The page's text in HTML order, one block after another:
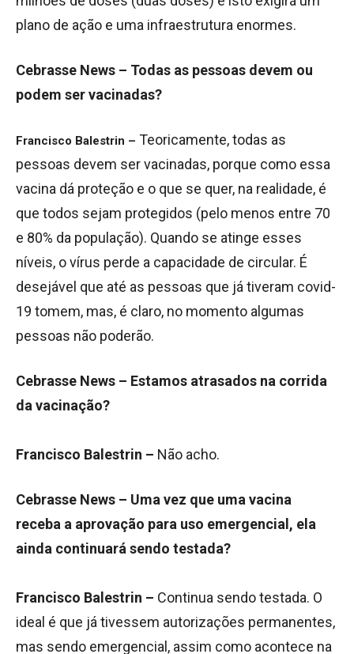
plano de ação e uma infraestrutura enormes.
Cebrasse News – Todas as pessoas devem ou
podem ser vacinadas?
Francisco Balestrin – Teoricamente, todas as
pessoas devem ser vacinadas, porque como essa
vacina dá proteção e o que se quer, na realidade, é
que todos sejam protegidos (pelo menos entre 70
e 80% da população). Quando se atinge esses
níveis, o vírus perde a capacidade de circular. É
desejável que até as pessoas que já tiveram covid-
19 tomem, mas, é claro, no momento algumas
pessoas não poderão.
Cebrasse News – Estamos atrasados na corrida
da vacinação?
Francisco Balestrin – Não acho.
Cebrasse News – Uma vez que uma vacina
receba a aprovação para uso emergencial, ela
ainda continuará sendo testada?
Francisco Balestrin – Continua sendo testada. O
ideal é que já tivessem autorizações permanentes,
mas sendo emergencial, assim como acontece na